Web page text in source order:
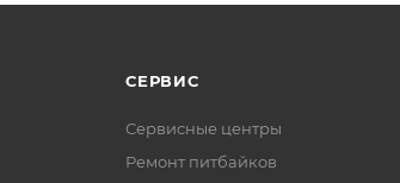
СЕРВИС
Сервисные центры
Ремонт питбайков